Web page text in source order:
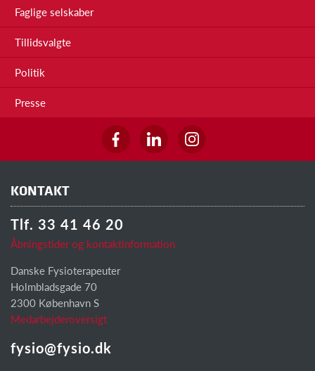
Faglige selskaber
Tillidsvalgte
Politik
Presse
KONTAKT
Tlf. 33 41 46 20
Åbningstider og kontaktinformation
Danske Fysioterapeuter
Holmbladsgade 70
2300 København S
Medarbejderoversigt
fysio@fysio.dk